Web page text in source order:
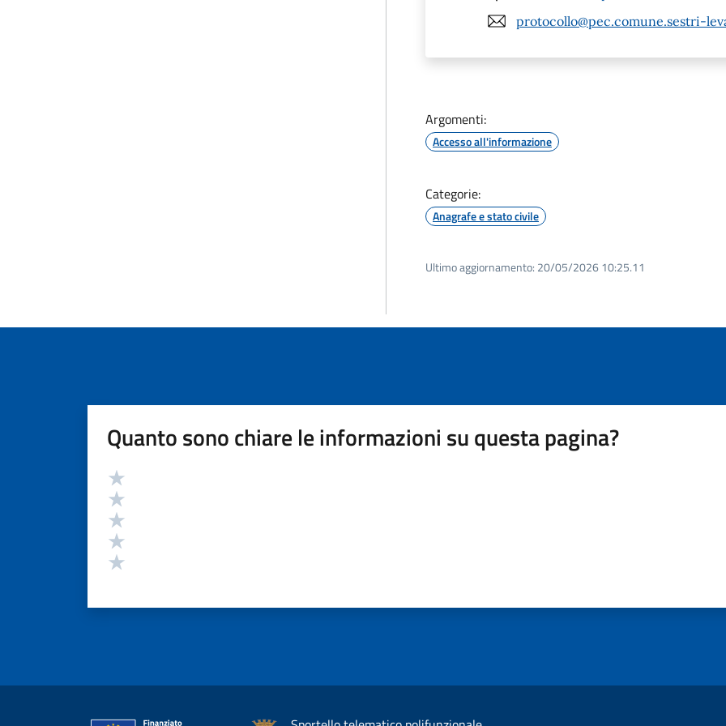
protocollo@pec.comune.sestri-
Argomenti:
Accesso all'informazione
Categorie:
Anagrafe e stato civile
Ultimo aggiornamento: 20/05/2026 10:25.11
Quanto sono chiare le informazioni su questa pagina?
Valutazione